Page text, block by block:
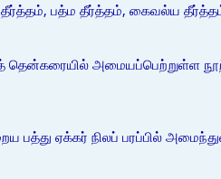
பத்ம தீர்த்தம், கைவல்ய
தென்கரையில் அமையப்பெற்றுள்ள
பத்து ஏக்கர் நிலப் பரப்பில்